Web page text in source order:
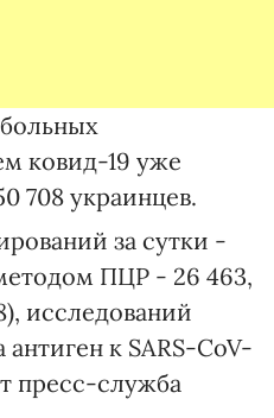
ковид-19 уже
708 украинцев.
за сутки -
ПЦР - 26 463,
исследований
к SARS-CoV-
пресс-служба